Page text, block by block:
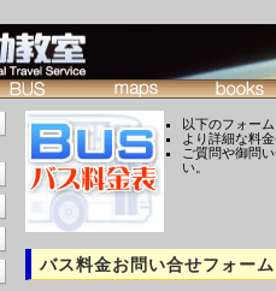
以下のフォー
より詳細な料
ご質問や御問
い。
バス料金お問い合せフォーム